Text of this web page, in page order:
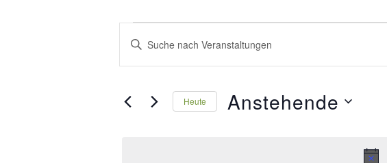
Veranstaltungen
Veranstaltungen
Suche
Ansichten,
Bitte
Suche
Heute Anstehende